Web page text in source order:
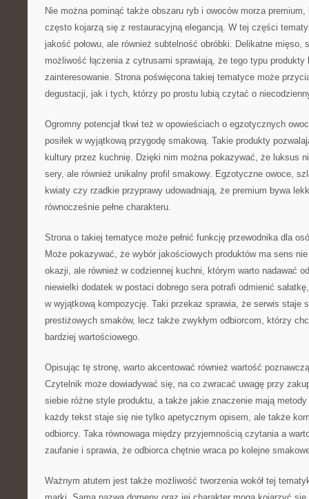
Nie można pominąć także obszaru ryb i owoców morza premium,
często kojarzą się z restauracyjną elegancją. W tej części
jakość połowu, ale również subtelność obróbki. Delikatne mięso,
możliwość łączenia z cytrusami sprawiają, że tego typu produkty
zainteresowanie. Strona poświęcona takiej tematyce może
degustacji, jak i tych, którzy po prostu lubią czytać o
Ogromny potencjał tkwi też w opowieściach o egzotycznych
posiłek w wyjątkową przygodę smakową. Takie produkty
kultury przez kuchnię. Dzięki nim można pokazywać, że luksus
sery, ale również unikalny profil smakowy. Egzotyczne owoce,
kwiaty czy rzadkie przyprawy udowadniają, że premium bywa
równocześnie pełne charakteru.
Strona o takiej tematyce może pełnić funkcję przewodnika dla
Może pokazywać, że wybór jakościowych produktów ma sens
okazji, ale również w codziennej kuchni, którym warto nadawać
niewielki dodatek w postaci dobrego sera potrafi odmienić
w wyjątkową kompozycję. Taki przekaz sprawia, że serwis staje
prestiżowych smaków, lecz także zwykłym odbiorcom, którzy
bardziej wartościowego.
Opisując tę stronę, warto akcentować również wartość
Czytelnik może dowiadywać się, na co zwracać uwagę przy
siebie różne style produktu, a także jakie znaczenie mają
każdy tekst staje się nie tylko apetycznym opisem, ale także
odbiorcy. Taka równowaga między przyjemnością czytania a
zaufanie i sprawia, że odbiorca chętnie wraca po kolejne
Ważnym atutem jest także możliwość tworzenia wokół tej